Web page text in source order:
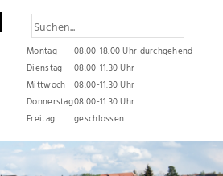
Montag
08.00-18.00 Uhr durchgehend
Dienstag
08.00-11.30 Uhr
Mittwoch
08.00-11.30 Uhr
Donnerstag08.00-11.30 Uhr
Freitag
geschlossen
Reduzierte Öffnungszeiten während den
Sommerferien